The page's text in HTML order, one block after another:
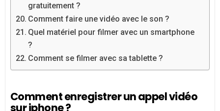
gratuitement ?
Comment faire une vidéo avec le son ?
Quel matériel pour filmer avec un smartphone
?
Comment se filmer avec sa tablette ?
Comment enregistrer un appel vidéo
sur iphone ?